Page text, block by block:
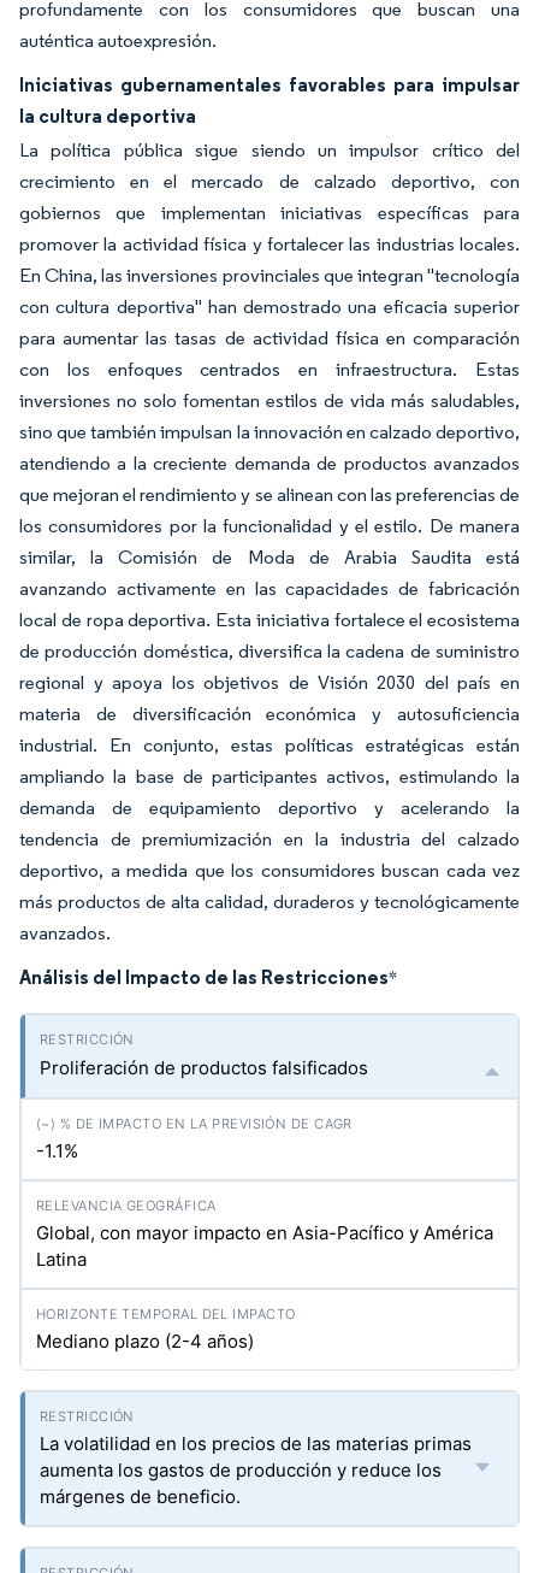
profundamente con los consumidores que buscan una
auténtica autoexpresión.
Iniciativas gubernamentales favorables para impulsar
la cultura deportiva
La política pública sigue siendo un impulsor crítico del
crecimiento en el mercado de calzado deportivo, con
gobiernos que implementan iniciativas específicas para
promover la actividad física y fortalecer las industrias locales.
En China, las inversiones provinciales que integran "tecnología
con cultura deportiva" han demostrado una eficacia superior
para aumentar las tasas de actividad física en comparación
con los enfoques centrados en infraestructura. Estas
inversiones no solo fomentan estilos de vida más saludables,
sino que también impulsan la innovación en calzado deportivo,
atendiendo a la creciente demanda de productos avanzados
que mejoran el rendimiento y se alinean con las preferencias de
los consumidores por la funcionalidad y el estilo. De manera
similar, la Comisión de Moda de Arabia Saudita está
avanzando activamente en las capacidades de fabricación
local de ropa deportiva. Esta iniciativa fortalece el ecosistema
de producción doméstica, diversifica la cadena de suministro
regional y apoya los objetivos de Visión 2030 del país en
materia de diversificación económica y autosuficiencia
industrial. En conjunto, estas políticas estratégicas están
ampliando la base de participantes activos, estimulando la
demanda de equipamiento deportivo y acelerando la
tendencia de premiumización en la industria del calzado
deportivo, a medida que los consumidores buscan cada vez
más productos de alta calidad, duraderos y tecnológicamente
avanzados.
Análisis del Impacto de las Restricciones*
Proliferación de productos falsificados
-1.1%
Global, con mayor impacto en Asia-Pacífico y América
Latina
Mediano plazo (2-4 años)
La volatilidad en los precios de las materias primas
aumenta los gastos de producción y reduce los
márgenes de beneficio.